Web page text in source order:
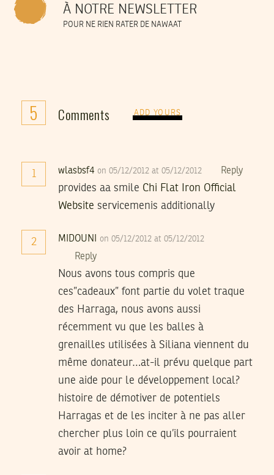
À NOTRE NEWSLETTER
POUR NE RIEN RATER DE NAWAAT
5 Comments ADD YOURS
1 wlasbsf4 on 05/12/2012 at 05/12/2012 Reply
provides aa smile Chi Flat Iron Official
Website servicemenis additionally
2 MIDOUNI on 05/12/2012 at 05/12/2012
Reply
Nous avons tous compris que
ces”cadeaux” font partie du volet traque
des Harraga, nous avons aussi
récemment vu que les balles à
grenailles utilisées à Siliana viennent du
même donateur…at-il prévu quelque part
une aide pour le développement local?
histoire de démotiver de potentiels
Harragas et de les inciter à ne pas aller
chercher plus loin ce qu’ils pourraient
avoir at home?